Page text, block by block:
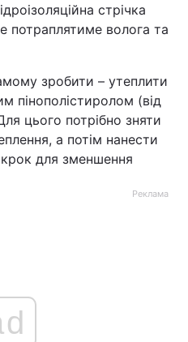
стрічка
потраплятиме волога та
зробити – утеплити
пінополістиролом (від
цього потрібно зняти
а потім нанести
для зменшення
Реклама